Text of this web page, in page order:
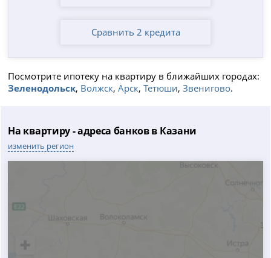
Сравнить 2 кредита
Посмотрите ипотеку на квартиру в ближайших городах:
Зеленодольск, Волжск,Арск,Тетюши,Звенигово.
На квартиру - адреса банков в Казани
изменить регион